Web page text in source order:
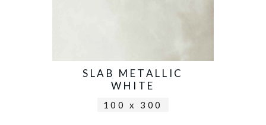
SLAB METALLIC
WHITE
100 x 300